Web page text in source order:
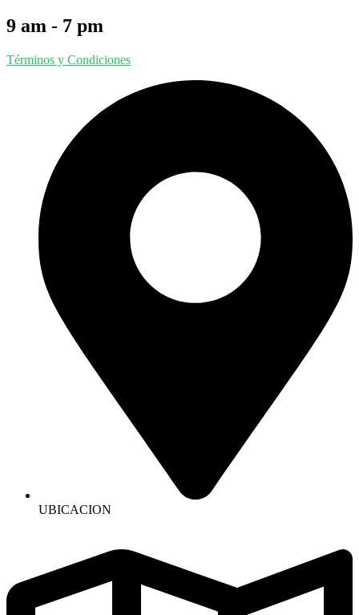
9 am - 7 pm
Términos y Condiciones
UBICACION